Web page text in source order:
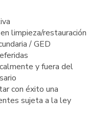
limpieza/restauración
/ GED
y fuera del
con éxito una
sujeta a la ley